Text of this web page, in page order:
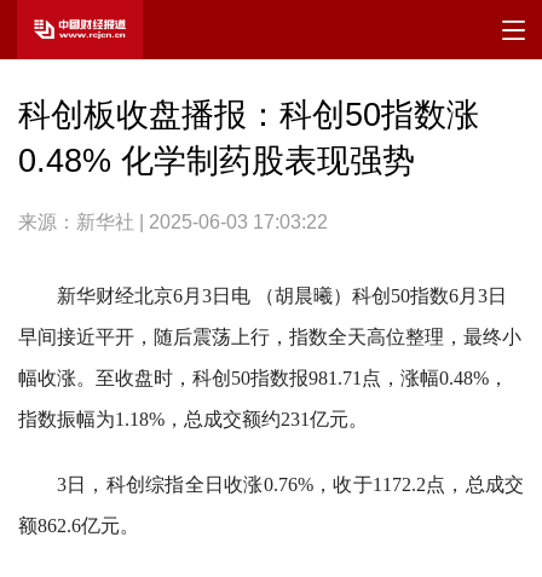
科创板收盘播报：科创50指数涨
0.48% 化学制药股表现强势
来源：新华社 | 2025-06-03 17:03:22
新华财经北京6月3日电 （胡晨曦）科创50指数6月3日
早间接近平开，随后震荡上行，指数全天高位整理，最终小
幅收涨。至收盘时，科创50指数报981.71点，涨幅0.48%，
指数振幅为1.18%，总成交额约231亿元。
3日，科创综指全日收涨0.76%，收于1172.2点，总成交
额862.6亿元。